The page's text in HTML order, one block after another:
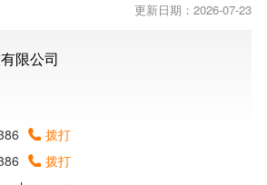
更新日期：2026-07-23
限公司
拨打
拨打